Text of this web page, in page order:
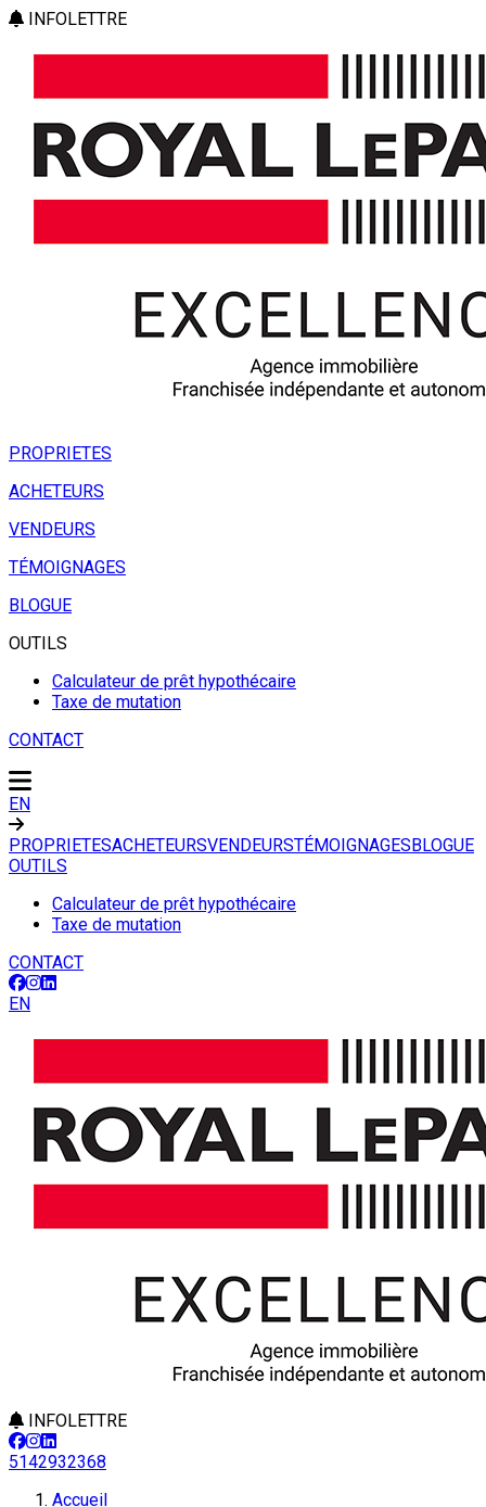
INFOLETTRE
PROPRIETES
ACHETEURS
VENDEURS
TÉMOIGNAGES
BLOGUE
OUTILS
Calculateur de prêt hypothécaire
Taxe de mutation
CONTACT
EN
PROPRIETESACHETEURSVENDEURSTÉMOIGNAGESBLOGUE
OUTILS
Calculateur de prêt hypothécaire
Taxe de mutation
CONTACT
EN
INFOLETTRE
5142932368
Accueil